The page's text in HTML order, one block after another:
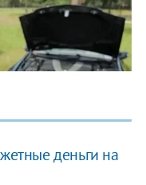
деньги на